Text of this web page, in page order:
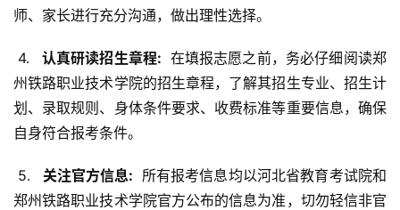
师、家长进行充分沟通，做出理性选择。
4.
  认真研读招生章程:
在填报志愿之前，务必仔细阅读郑
州铁路职业技术学院的招生章程，了解其招生专业、招生计
划、录取规则、身体条件要求、收费标准等重要信息，确保
自身符合报考条件。
5.
  关注官方信息:
所有报考信息均以河北省教育考试院和
郑州铁路职业技术学院官方公布的信息为准，切勿轻信非官